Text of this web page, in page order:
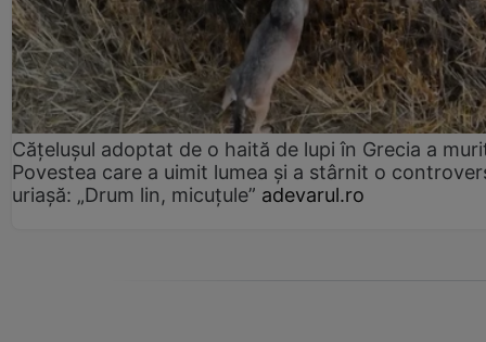
Cățelușul adoptat de o haită de lupi în Grecia a
Povestea care a uimit lumea și a stârnit o
uriașă: „Drum lin, micuțule” adevarul.ro